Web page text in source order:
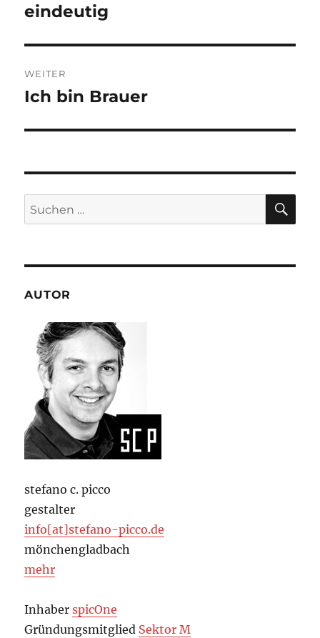
Beitrag:
eindeutig
WEITER
Nächster
Ich bin Brauer
Suchen
nach:
AUTOR
stefano c. picco
gestalter
info[at]stefano-picco.de
mönchengladbach
mehr
InhaberspicOne
Gründungsmitglied Sektor M